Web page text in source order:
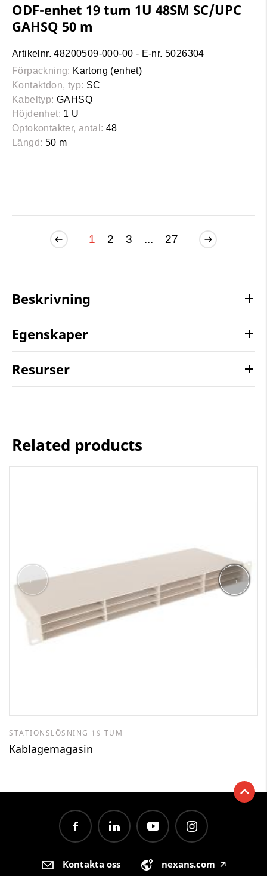
ODF-enhet 19 tum 1U 48SM SC/UPC
GAHSQ 50 m
Artikelnr. 48200509-000-00 - E-nr. 5026304
Förpackning: Kartong (enhet)
Kontaktdon, typ: SC
Kabeltyp: GAHSQ
Höjdenhet: 1 U
Optokontakter, antal: 48
Längd: 50 m
1 2 3 ... 27
Beskrivning
Egenskaper
Resurser
Related products
STATIONSLÖSNING 19 TUM
Kablagemagasin
Kontakta oss nexans.com 🡥